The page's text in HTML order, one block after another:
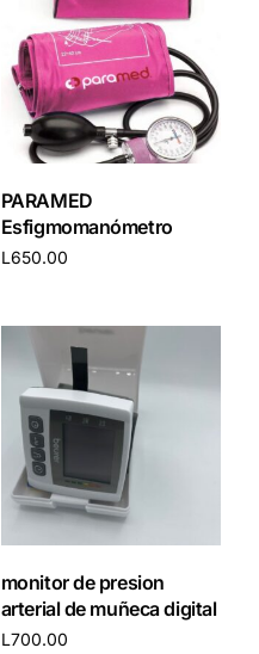
PARAMED
Esfigmomanómetro
L650.00
monitor de presion
arterial de muñeca digital
L700.00